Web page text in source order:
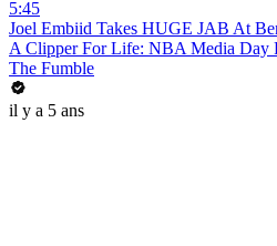
5:45
Joel Embiid Takes HUGE JAB At
A Clipper For Life: NBA Media Day
The Fumble
il y a 5 ans